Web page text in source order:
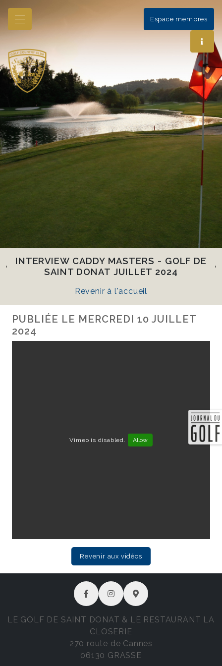
Espace membres
INTERVIEW CADDY MASTERS - GOLF DE
SAINT DONAT JUILLET 2024
Revenir à l'accueil
PUBLIÉE LE MERCREDI 10 JUILLET
2024
Vimeo is disabled. Allow
Revenir aux vidéos
LE GOLF DE SAINT DONAT & LE RESTAURANT LA
CLOSERIE
270 route de Cannes
06130 GRASSE